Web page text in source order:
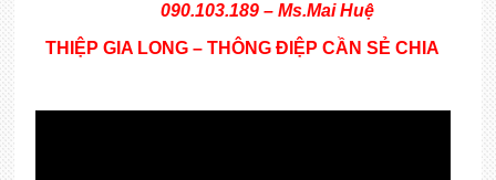
090.103.189 – Ms.Mai Huệ
THIỆP GIA LONG – THÔNG ĐIỆP CẦN SẺ CHIA